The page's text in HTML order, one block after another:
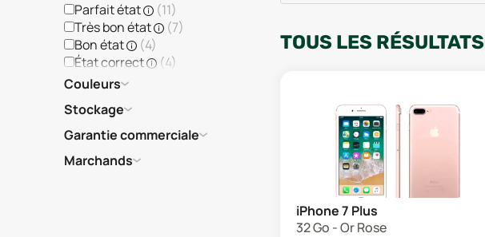
Parfait état
(11)
Très bon état
(7)
Bon état
(4)
État correct
(4)
Couleurs
Stockage
Garantie commerciale
Marchands
TOUS LES RÉSULTATS
iPhone 7 Plus
32 Go - Or Rose